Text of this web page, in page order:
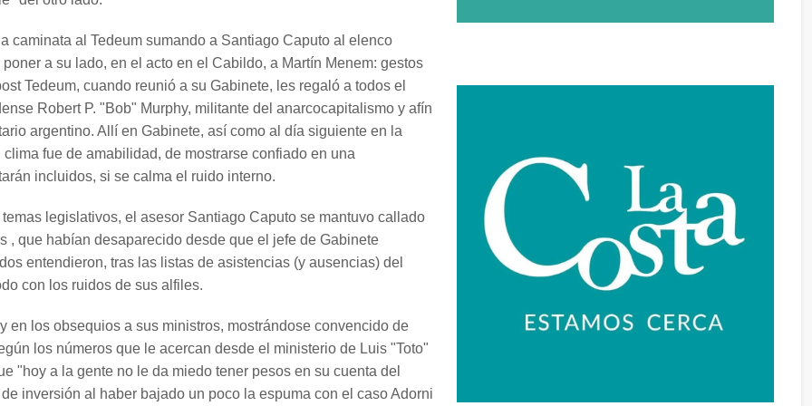
caminata al Tedeum sumando a Santiago Caputo al elenco
a su lado, en el acto en el Cabildo, a Martín Menem: gestos
Tedeum, cuando reunió a su Gabinete, les regaló a todos el
Robert P. "Bob" Murphy, militante del anarcocapitalismo y afín
argentino. Allí en Gabinete, así como al día siguiente en la
fue de amabilidad, de mostrarse confiado en una
incluidos, si se calma el ruido interno.
legislativos, el asesor Santiago Caputo se mantuvo callado
, que habían desaparecido desde que el jefe de Gabinete
entendieron, tras las listas de asistencias (y ausencias) del
con los ruidos de sus alfiles.
los obsequios a sus ministros, mostrándose convencido de
los números que le acercan desde el ministerio de Luis "Toto"
"hoy a la gente no le da miedo tener pesos en su cuenta del
inversión al haber bajado un poco la espuma con el caso Adorni